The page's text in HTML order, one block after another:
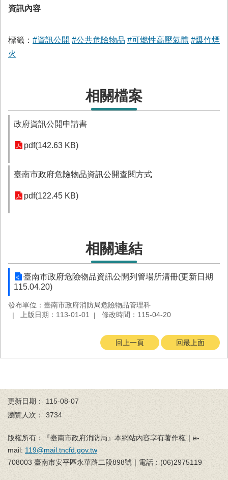
受
公
開
徵
導
覽
回
南
市
政
府
網
首
頁
臺
南
臉
書
專
機
關
資訊內容
標籤： #資訊公開 #公共危險物品 #可燃性高壓氣體 #爆竹煙
火
相關檔案
政府資訊公開申請書
pdf(142.63 KB)
臺南市政府危險物品資訊公開查閱方式
pdf(122.45 KB)
相關連結
臺南市政府危險物品資訊公開列管場所清冊(更新日期
115.04.20)
發布單位：臺南市政府消防局危險物品管理科
上版日期：113-01-01
修改時間：115-04-20
回上一頁 回最上面
更新日期：
115-08-07
瀏覽人次：
3734
版權所有：『臺南市政府消防局』本網站內容享有著作權｜e-
mail: 119@mail.tncfd.gov.tw
708003 臺南市安平區永華路二段898號｜電話：(06)2975119